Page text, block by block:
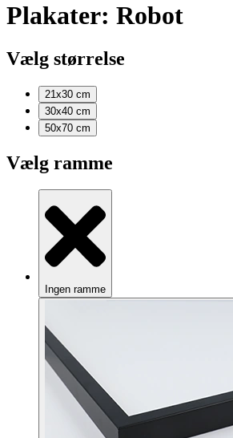
Plakater: Robot
Vælg størrelse
21x30 cm
30x40 cm
50x70 cm
Vælg ramme
Ingen ramme